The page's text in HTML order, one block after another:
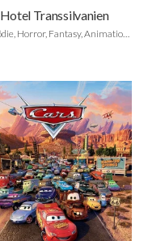
Hotel Transsilvanien
Komödie, Horror, Fantasy, Animation, Family